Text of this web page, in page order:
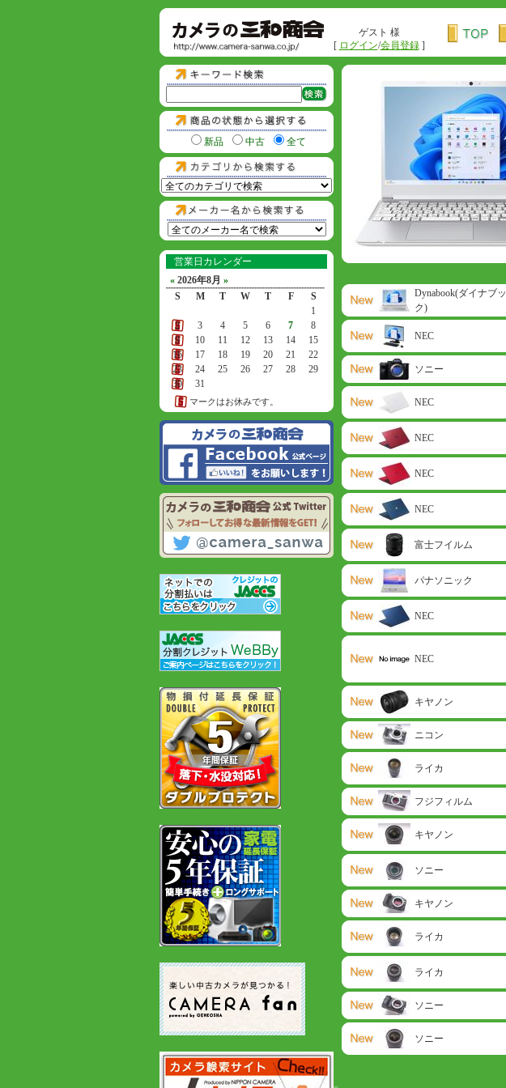
ゲスト 様
[ ログイン/会員登録]
新品 中古 全て
営業日カレンダー
« 2026年8月 »
S
M T W T F
S
1
2
3 4 5 6 7
8
9
10 11 12 13 14
15
16
17 18 19 20 21
22
23
24 25 26 27 28
29
30
31
マークはお休みです。
Dynabook(ダイナブッ
ク)
NEC
ソニー
NEC
NEC
NEC
NEC
富士フイルム
パナソニック
NEC
NEC
キヤノン
ニコン
ライカ
フジフィルム
キヤノン
ソニー
キヤノン
ライカ
ライカ
ソニー
ソニー